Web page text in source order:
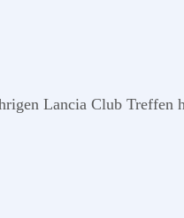
Lancia Club Treffen